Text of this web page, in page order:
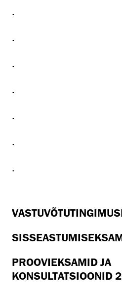
.
.
.
.
.
.
.
PROOVIEKSAMID JA
KONSULTATSIOONID